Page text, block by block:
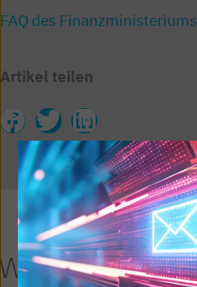
FAQ des Finanzministeriums
Artikel teilen
Artikel